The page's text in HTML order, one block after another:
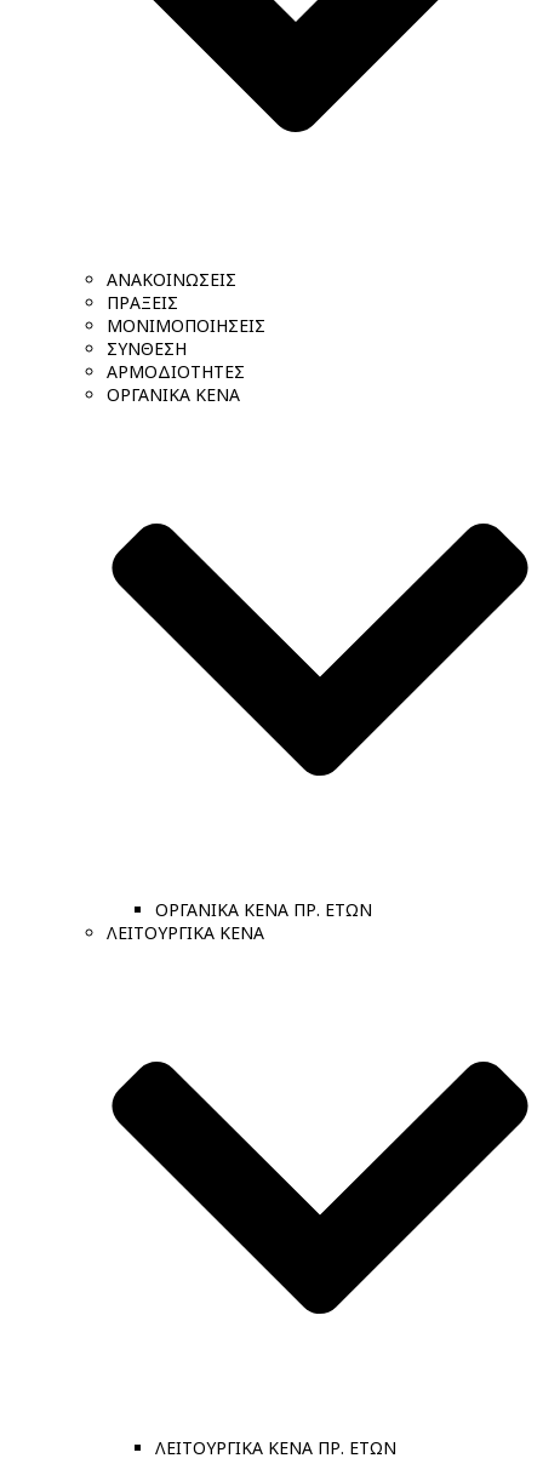
ΑΝΑΚΟΙΝΩΣΕΙΣ
ΠΡΑΞΕΙΣ
ΜΟΝΙΜΟΠΟΙΗΣΕΙΣ
ΣΥΝΘΕΣΗ
ΑΡΜΟΔΙΟΤΗΤΕΣ
ΟΡΓΑΝΙΚΑ ΚΕΝΑ
ΟΡΓΑΝΙΚΑ ΚΕΝΑ ΠΡ. ΕΤΩΝ
ΛΕΙΤΟΥΡΓΙΚΑ ΚΕΝΑ
ΛΕΙΤΟΥΡΓΙΚΑ ΚΕΝΑ ΠΡ. ΕΤΩΝ